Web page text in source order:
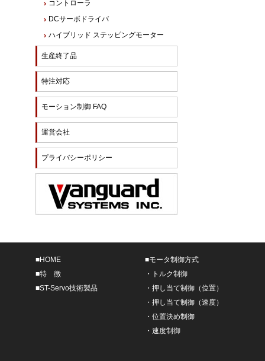
コントローラ
DCサーボドライバ
ハイブリッド ステッピングモーター
生産終了品
特注対応
モーション制御 FAQ
運営会社
プライバシーポリシー
■HOME
■特 徴
■ST-Servo技術製品
■モータ制御方式
・
トルク制御
・ 押し当て制御（位置）
・ 押し当て制御（速度）
・ 位置決め制御
・ 速度制御